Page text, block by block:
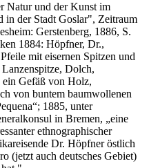
Natur und der Kunst im
in der Stadt Goslar", Zeitraum
Gerstenberg, 1886, S.
1884: Höpfner, Dr.,
mit eisernen Spitzen und
Dolch,
ein Gefäß von Holz,
von buntem baumwollenen
1885, unter
in Bremen, „eine
ethnographischer
Dr. Höpfner östlich
(jetzt auch deutsches Gebiet)